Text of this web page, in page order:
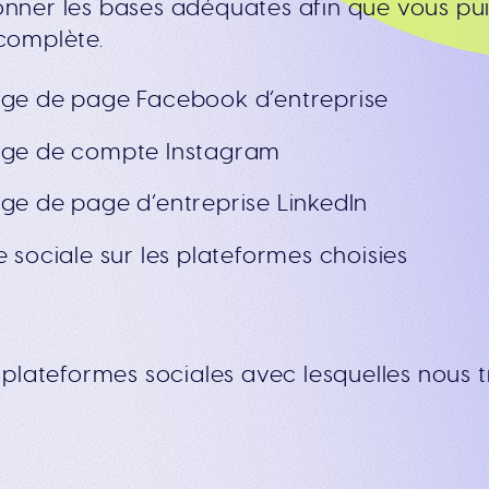
les bases adéquates afin que vous
de page Facebook d’entreprise
de compte Instagram
de page d’entreprise LinkedIn
sociale sur les plateformes choisies
sociales avec lesquelles nous